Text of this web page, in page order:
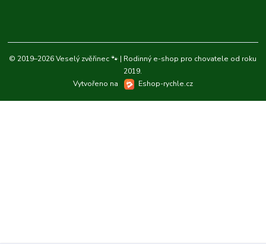
© 2019–2026 Veselý zvěřinec 🐾 | Rodinný e-shop pro chovatele od roku
2019.
Vytvořeno na
Eshop-rychle.cz